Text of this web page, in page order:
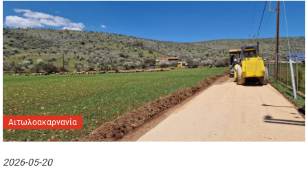
Αιτωλοακαρνανία
2026-05-20